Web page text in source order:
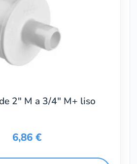
2″ M a 3/4″ M+ liso
6,86 €